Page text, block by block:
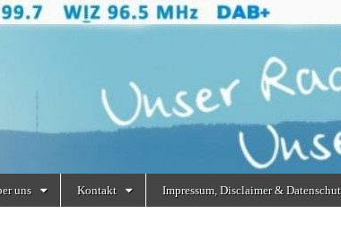
uns Kontakt Impressum, Disclaimer &